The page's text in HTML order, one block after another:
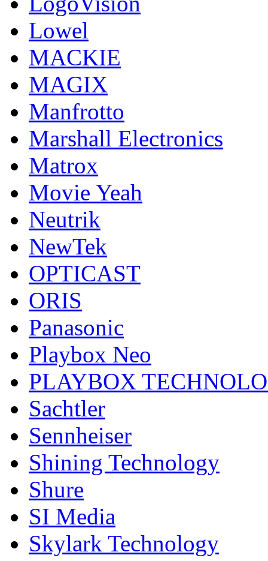
Lowel
MACKIE
MAGIX
Manfrotto
Marshall Electronics
Matrox
Movie Yeah
Neutrik
NewTek
OPTICAST
ORIS
Panasonic
Playbox Neo
PLAYBOX
Sachtler
Sennheiser
Shining Technology
Shure
SI Media
Skylark Technology